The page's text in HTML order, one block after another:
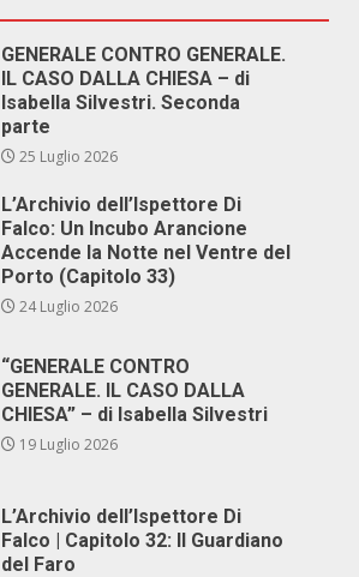
GENERALE CONTRO GENERALE.
IL CASO DALLA CHIESA – di
Isabella Silvestri. Seconda
parte
25 Luglio 2026
L’Archivio dell’Ispettore Di
Falco: Un Incubo Arancione
Accende la Notte nel Ventre del
Porto (Capitolo 33)
24 Luglio 2026
“GENERALE CONTRO
GENERALE. IL CASO DALLA
CHIESA” – di Isabella Silvestri
19 Luglio 2026
L’Archivio dell’Ispettore Di
Falco | Capitolo 32: Il Guardiano
del Faro